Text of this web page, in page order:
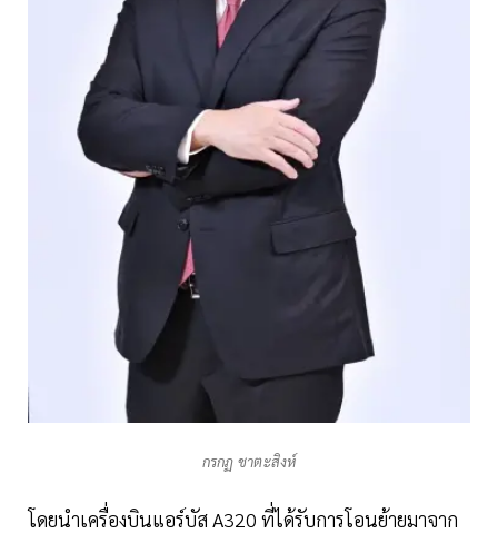
กรกฏ ชาตะสิงห์
โดยนำเครื่องบินแอร์บัส A320 ที่ได้รับการโอนย้ายมาจาก